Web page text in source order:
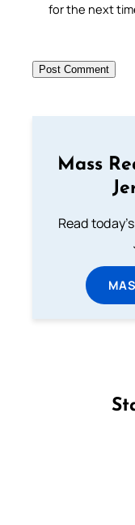
for the next
Mass
Read